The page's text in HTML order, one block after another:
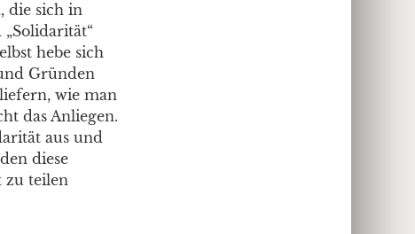
die sich in
hebe sich
Gründen
wie man
das Anliegen.
aus und
diese
zu teilen